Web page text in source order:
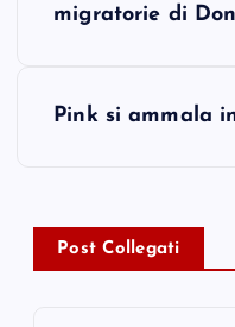
migratorie di
Pink si ammala
Post Collegati